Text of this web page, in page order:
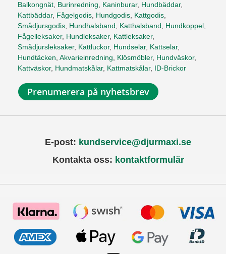
Balkongnät, Burinredning, Kaninburar, Hundbäddar,
Kattbäddar, Fågelgodis, Hundgodis, Kattgodis,
Smådjursgodis, Hundhalsband, Katthalsband, Hundkoppel,
Fågelleksaker, Hundleksaker, Kattleksaker,
Smådjursleksaker, Kattluckor, Hundselar, Kattselar,
Hundtäcken, Akvarieinredning, Klösmöbler, Hundväskor,
Kattväskor, Hundmatskålar, Kattmatskålar, ID-Brickor
Prenumerera på nyhetsbrev
E-post: kundservice@djurmaxi.se
Kontakta oss: kontaktformulär